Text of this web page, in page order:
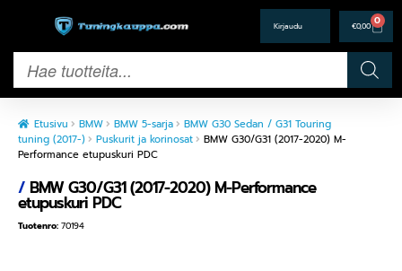
€0,00 0
Etusivu BMW BMW 5-sarja
BMW G30 Sedan / G31 Touring
tuning (2017-)
Puskurit ja korinosat
BMW G30/G31 (2017-2020) M-
Performance etupuskuri PDC
/BMW G30/G31 (2017-2020) M-Performance
etupuskuri PDC
Tuotenro: 70194